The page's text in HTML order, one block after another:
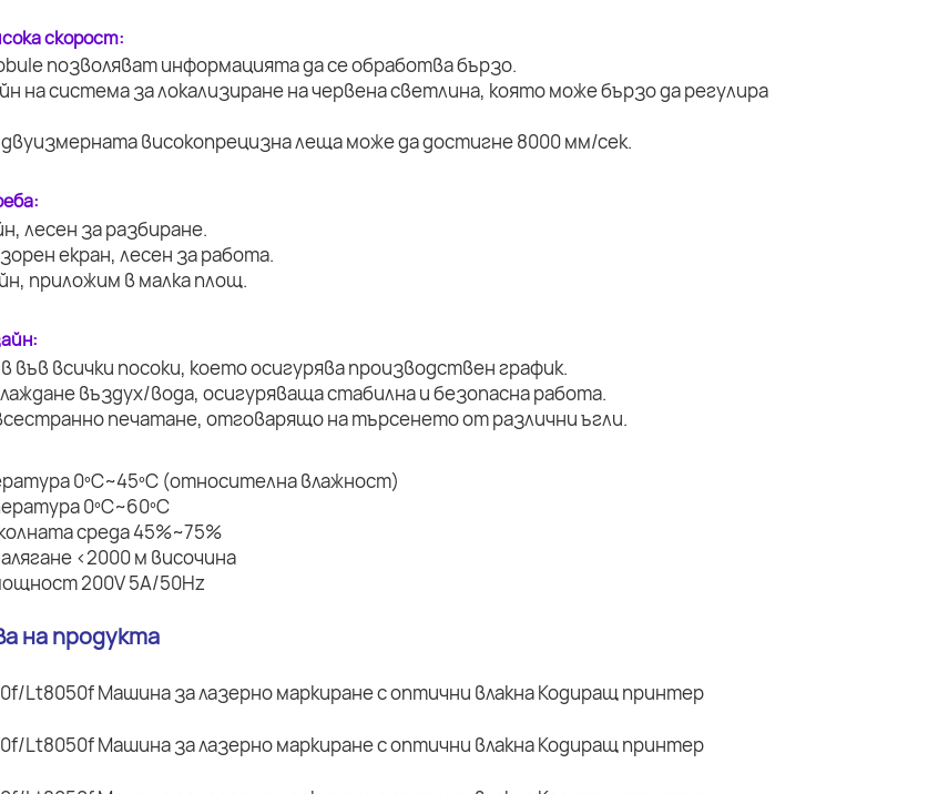
скорост:
позволяват информацията да се обработва бързо.
на система за локализиране на червена светлина, която може бързо да регулира
високопрецизна леща може да достигне 8000 мм/сек.
лесен за разбиране.
екран, лесен за работа.
приложим в малка площ.
във всички посоки, което осигурява производствен график.
въздух/вода, осигуряваща стабилна и безопасна работа.
печатане, отговарящо на търсенето от различни ъгли.
0ºC~45ºC (относителна влажност)
0ºC~60ºC
среда 45%~75%
<2000 м височина
200V 5A/50Hz
на продукта